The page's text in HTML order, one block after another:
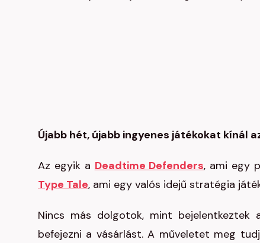
Újabb hét, újabb ingyenes játékokat kínál
Az egyik a Deadtime Defenders, ami egy
Type Tale, ami egy valós idejű stratégia
Nincs más dolgotok, mint
befejezni a vásárlást. A műveletet meg